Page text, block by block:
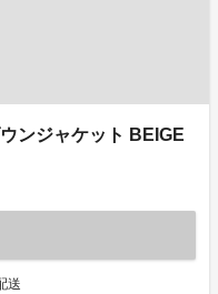
ンジャケット BEIGE
送